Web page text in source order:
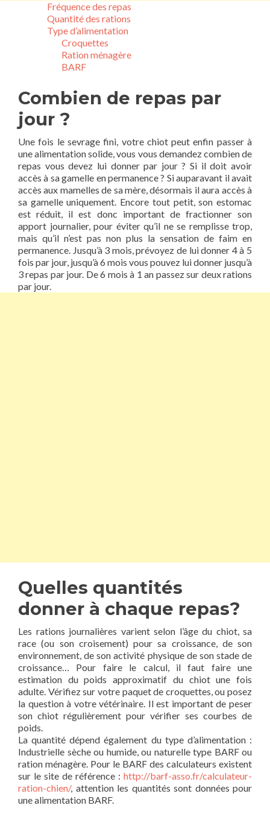
Fréquence des repas
Quantité des rations
Type d’alimentation
Croquettes
Ration ménagère
BARF
Combien de repas par
jour ?
Une fois le sevrage fini, votre chiot peut enfin passer à
une alimentation solide, vous vous demandez combien de
repas vous devez lui donner par jour ? Si il doit avoir
accès à sa gamelle en permanence ? Si auparavant il avait
accès aux mamelles de sa mère, désormais il aura accès à
sa gamelle uniquement. Encore tout petit, son estomac
est réduit, il est donc important de fractionner son
apport journalier, pour éviter qu’il ne se remplisse trop,
mais qu’il n’est pas non plus la sensation de faim en
permanence. Jusqu’à 3 mois, prévoyez de lui donner 4 à 5
fois par jour, jusqu’à 6 mois vous pouvez lui donner jusqu’à
3 repas par jour. De 6 mois à 1 an passez sur deux rations
par jour.
Quelles quantités
donner à chaque repas?
Les rations journalières varient selon l’âge du chiot, sa
race (ou son croisement) pour sa croissance, de son
environnement, de son activité physique de son stade de
croissance… Pour faire le calcul, il faut faire une
estimation du poids approximatif du chiot une fois
adulte. Vérifiez sur votre paquet de croquettes, ou posez
la question à votre vétérinaire. Il est important de peser
son chiot régulièrement pour vérifier ses courbes de
poids.
La quantité dépend également du type d’alimentation :
Industrielle sèche ou humide, ou naturelle type BARF ou
ration ménagère. Pour le BARF des calculateurs existent
sur le site de référence : http://barf-asso.fr/calculateur-
ration-chien/, attention les quantités sont données pour
une alimentation BARF.